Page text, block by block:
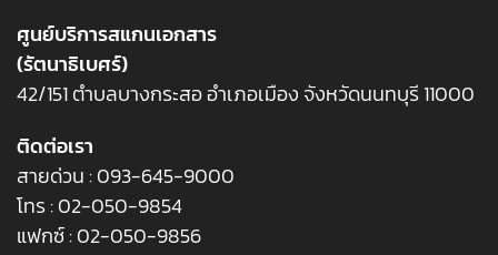
ศูนย์บริการสแกนเอกสาร
(รัตนาธิเบศร์)
42/151 ตำบลบางกระสอ อำเภอเมือง จังหวัดนนทบุรี 11000
ติดต่อเรา
สายด่วน :093-645-9000
โทร :02-050-9854
แฟกซ์ : 02-050-9856